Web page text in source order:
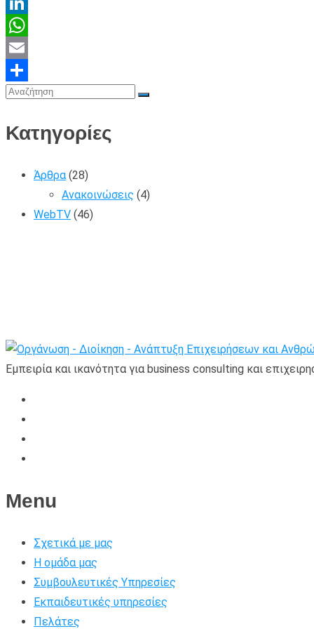
LinkedIn
WhatsApp
Email
Share
Κατηγορίες
Άρθρα (28)
Ανακοινώσεις (4)
WebTV (46)
Εμπειρία και ικανότητα για business consulting και
Menu
Σχετικά με μας
Η ομάδα μας
Συμβουλευτικές Υπηρεσίες
Εκπαιδευτικές υπηρεσίες
Πελάτες